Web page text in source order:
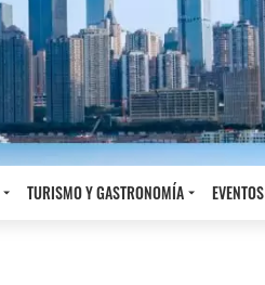
TURISMO Y GASTRONOMÍA EVENTOS